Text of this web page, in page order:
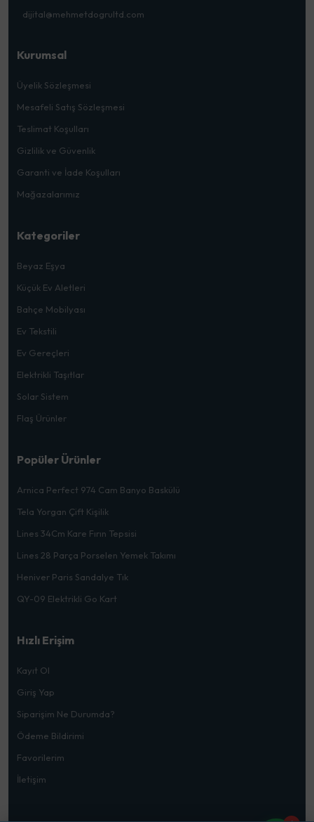
dijital@mehmetdogrultd.com
Kurumsal
Üyelik Sözleşmesi
Mesafeli Satış Sözleşmesi
Teslimat Koşulları
Gizlilik ve Güvenlik
Garanti ve İade Koşulları
Mağazalarımız
Kategoriler
Beyaz Eşya
Küçük Ev Aletleri
Bahçe Mobilyası
Ev Tekstili
Ev Gereçleri
Elektrikli Taşıtlar
Solar Sistem
Flaş Ürünler
Popüler Ürünler
Arnica Perfect 974 Cam Banyo Baskülü
Tela Yorgan Çift Kişilik
Lines 34Cm Kare Fırın Tepsisi
Lines 28 Parça Porselen Yemek Takımı
Heniver Paris Sandalye Tık
QY-09 Elektrikli Go Kart
Hızlı Erişim
Kayıt Ol
Giriş Yap
Siparişim Ne Durumda?
Ödeme Bildirimi
Favorilerim
İletişim